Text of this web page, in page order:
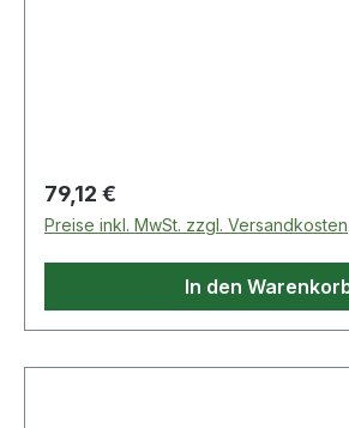
Regulärer Preis:
79,12 €
Preise inkl. MwSt. zzgl. Versandkosten
In den